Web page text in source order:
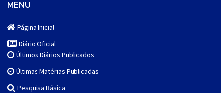
MENU
Página Inicial
Diário Oficial
Últimos Diários Publicados
Últimas Matérias Publicadas
Pesquisa Básica